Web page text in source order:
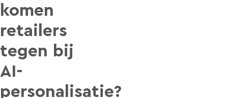
komen
retailers
tegen bij
AI-
personalisatie?